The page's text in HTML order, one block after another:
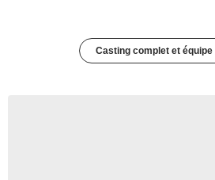
Casting complet et équipe